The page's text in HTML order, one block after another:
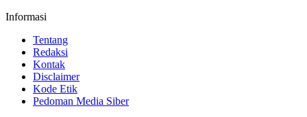
Informasi
Tentang
Redaksi
Kontak
Disclaimer
Kode Etik
Pedoman Media Siber